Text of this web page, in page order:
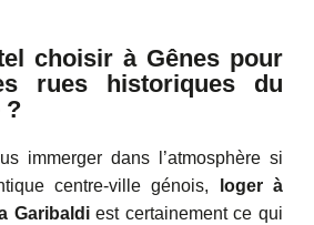
choisir à Gênes pour
rues historiques du
?
immerger dans l’atmosphère si
centre-ville génois,
loger à
Garibaldiest certainement ce qui